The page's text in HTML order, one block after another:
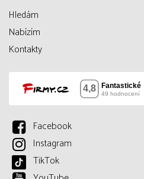
Hledám
Nabízím
Kontakty
Facebook
Instagram
TikTok